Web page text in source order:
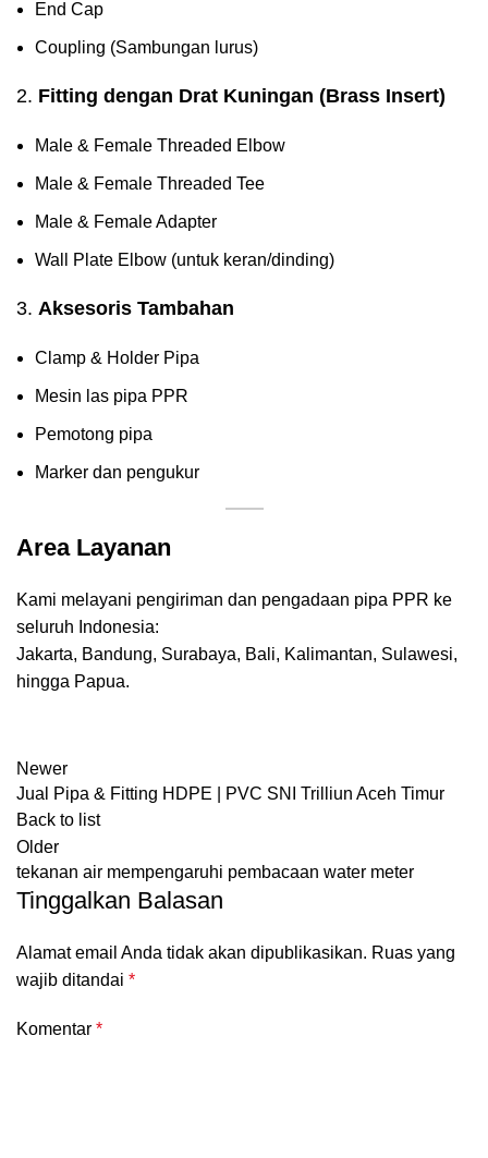
End Cap
Coupling (Sambungan lurus)
2. Fitting dengan Drat Kuningan (Brass Insert)
Male & Female Threaded Elbow
Male & Female Threaded Tee
Male & Female Adapter
Wall Plate Elbow (untuk keran/dinding)
3. Aksesoris Tambahan
Clamp & Holder Pipa
Mesin las pipa PPR
Pemotong pipa
Marker dan pengukur
Area Layanan
Kami melayani pengiriman dan pengadaan pipa PPR ke
seluruh Indonesia:
Jakarta, Bandung, Surabaya, Bali, Kalimantan, Sulawesi,
hingga Papua.
Newer
Jual Pipa & Fitting HDPE | PVC SNI Trilliun Aceh Timur
Back to list
Older
tekanan air mempengaruhi pembacaan water meter
Tinggalkan Balasan
Alamat email Anda tidak akan dipublikasikan. Ruas yang
wajib ditandai *
Komentar *